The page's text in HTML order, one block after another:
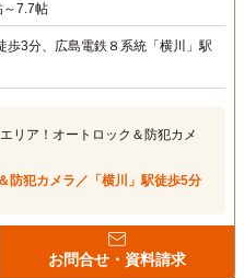
～7.7帖
歩3分、広島電鉄８系統「横川」駅
リア！オートロック＆防犯カメ
防犯カメラ／「横川」駅徒歩5分
お問合せ・資料請求